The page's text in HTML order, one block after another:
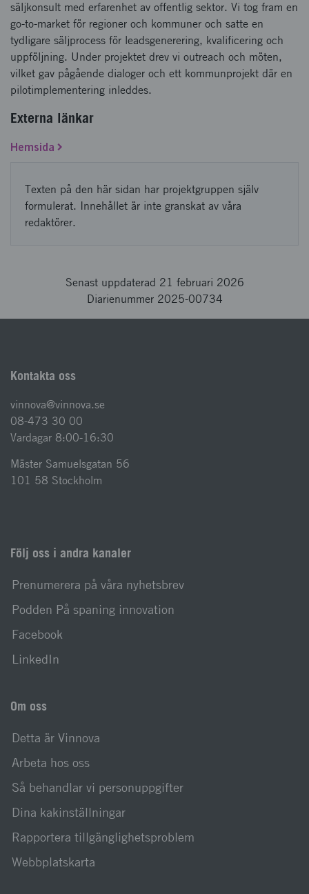
säljkonsult med erfarenhet av offentlig sektor. Vi tog fram en
go-to-market för regioner och kommuner och satte en
tydligare säljprocess för leadsgenerering, kvalificering och
uppföljning. Under projektet drev vi outreach och möten,
vilket gav pågående dialoger och ett kommunprojekt där en
pilotimplementering inleddes.
Externa länkar
Hemsida
Texten på den här sidan har projektgruppen själv
formulerat. Innehållet är inte granskat av våra
redaktörer.
Senast uppdaterad 21 februari 2026
Diarienummer 2025-00734
Kontakta oss
vinnova@vinnova.se
08-473 30 00
Vardagar 8:00-16:30
Mäster Samuelsgatan 56
101 58 Stockholm
Följ oss i andra kanaler
Prenumerera på våra nyhetsbrev
Podden På spaning innovation
Facebook
LinkedIn
Om oss
Detta är Vinnova
Arbeta hos oss
Så behandlar vi personuppgifter
Dina kakinställningar
Rapportera tillgänglighetsproblem
Webbplatskarta